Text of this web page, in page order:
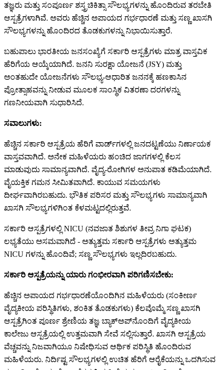
ತಜ್ಞರು ಮತ್ತು ಸಂಪೂರ್ಣ ಶಸ್ತ್ರಚಿಕಿತ್ಸಾ ಸೌಲಭ್ಯಗಳನ್ನು ಹೊಂದಿರುವ ತರಬೇತಿ
ಆಸ್ಪತ್ರೆಗಳಾಗಿವೆ. ಅವರು ಹೆಚ್ಚಿನ ಅಪಾಯದ ಗರ್ಭಧಾರಣೆ ಮತ್ತು ಸಣ್ಣ ಖಾಸಗಿ
ಸೌಲಭ್ಯಗಳನ್ನು ಹೊಂದಿರದ ತೊಡಕುಗಳನ್ನು ನಿಭಾಯಿಸುತ್ತಾರೆ.
ಬಹುಪಾಲು ಭಾರತೀಯ ಜನಸಂಖ್ಯೆಗೆ ಸರ್ಕಾರಿ ಆಸ್ಪತ್ರೆಗಳು ಮಾತ್ರ ವಾಸ್ತವಿಕ
ಹೆರಿಗೆಯ ಆಯ್ಕೆಯಾಗಿದೆ. ಜನನಿ ಸುರಕ್ಷಾ ಯೋಜನೆ (JSY) ಮತ್ತು
ಅಂತಹುದೇ ಯೋಜನೆಗಳು ಸೌಲಭ್ಯ-ಆಧಾರಿತ ಜನನಕ್ಕೆ ಹಣಕಾಸಿನ
ಪ್ರೋತ್ಸಾಹವನ್ನು ನೀಡುವ ಮೂಲಕ ಸಾಂಸ್ಥಿಕ ವಿತರಣಾ ದರಗಳನ್ನು
ಗಣನೀಯವಾಗಿ ಸುಧಾರಿಸಿದೆ.
ಸವಾಲುಗಳು:
ಹೆಚ್ಚಿನ ಸರ್ಕಾರಿ ಆಸ್ಪತ್ರೆಯ ಹೆರಿಗೆ ವಾರ್ಡ್‌ಗಳಲ್ಲಿ ಜನದಟ್ಟಣೆಯು ನಿರ್ಣಾಯಕ
ವಾಸ್ತವವಾಗಿದೆ. ಅನೇಕ ಮಹಿಳೆಯರು ಹಂಚಿದ ಜಾಗಗಳಲ್ಲಿ ಕೆಲಸ
ಮಾಡುವುದು ಸಾಮಾನ್ಯವಾಗಿದೆ. ವೈದ್ಯ-ರೋಗಿಗಳ ಅನುಪಾತ ಕಡಿಮೆಯಾಗಿದೆ.
ವೈಯಕ್ತಿಕ ಗಮನ ಸೀಮಿತವಾಗಿದೆ. ಕಾಯುವ ಸಮಯಗಳು
ದೀರ್ಘವಾಗಿರಬಹುದು. ಭೌತಿಕ ಪರಿಸರ ಮತ್ತು ಸೌಲಭ್ಯಗಳು ಸಾಮಾನ್ಯವಾಗಿ
ಖಾಸಗಿ ಸೌಲಭ್ಯಗಳಿಗಿಂತ ಕೆಳಮಟ್ಟದಲ್ಲಿರುತ್ತವೆ.
ಸರ್ಕಾರಿ ಆಸ್ಪತ್ರೆಗಳಲ್ಲಿ NICU (ನವಜಾತ ಶಿಶುಗಳ ತೀವ್ರ ನಿಗಾ ಘಟಕ)
ಲಭ್ಯತೆಯು ಅಸಮವಾಗಿದೆ - ಅತ್ಯುತ್ತಮ ಸರ್ಕಾರಿ ಆಸ್ಪತ್ರೆಗಳು ಅತ್ಯುತ್ತಮ
NICU ಗಳನ್ನು ಹೊಂದಿವೆ; ಸಣ್ಣ ಸೌಲಭ್ಯಗಳು ಇಲ್ಲದಿರಬಹುದು.
ಸರ್ಕಾರಿ ಆಸ್ಪತ್ರೆಯನ್ನು ಯಾರು ಗಂಭೀರವಾಗಿ ಪರಿಗಣಿಸಬೇಕು:
ಹೆಚ್ಚಿನ ಅಪಾಯದ ಗರ್ಭಧಾರಣೆಯೊಂದಿಗಿನ ಮಹಿಳೆಯರು (ಸಂಕೀರ್ಣ
ವೈದ್ಯಕೀಯ ಪರಿಸ್ಥಿತಿಗಳು, ಶಂಕಿತ ತೊಡಕುಗಳು) ಕೆಲವೊಮ್ಮೆ ಸಣ್ಣ ಖಾಸಗಿ
ಆಸ್ಪತ್ರೆಗಿಂತ ಪೂರ್ಣ ಶ್ರೇಣಿಯ ತಜ್ಞ ಬ್ಯಾಕ್‌ಅಪ್‌ನೊಂದಿಗೆ ವೈದ್ಯಕೀಯ
ಕಾಲೇಜು ಆಸ್ಪತ್ರೆಯಲ್ಲಿ ಉತ್ತಮವಾಗಿ ಸೇವೆ ಸಲ್ಲಿಸುತ್ತಾರೆ. ಖಾಸಗಿ ಆಸ್ಪತ್ರೆಯ
ವೆಚ್ಚವನ್ನು ನಿಜವಾಗಿಯೂ ನಿಷೇಧಿಸುವ ಆರ್ಥಿಕ ಪರಿಸ್ಥಿತಿ ಹೊಂದಿರುವ
ಮಹಿಳೆಯರು. ನಿರ್ದಿಷ್ಟ ಸೌಲಭ್ಯಗಳಲ್ಲಿ ಉಚಿತ ಹೆರಿಗೆ ಆರೈಕೆಯನ್ನು ಒದಗಿಸುವ